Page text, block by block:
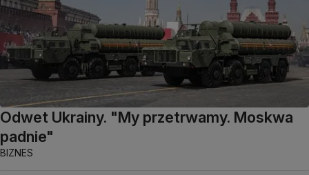
Odwet Ukrainy. "My przetrwamy. Moskwa
padnie"
BIZNES